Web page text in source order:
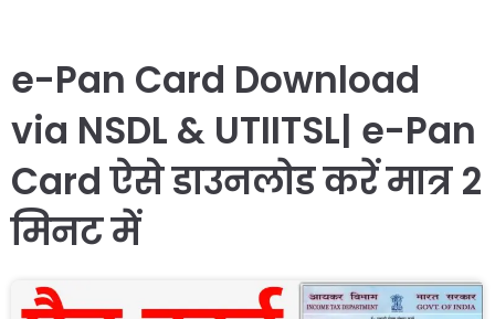
e-Pan Card Download
via NSDL & UTIITSL| e-Pan
Card ऐसे डाउनलोड करें मात्र 2
मिनट में